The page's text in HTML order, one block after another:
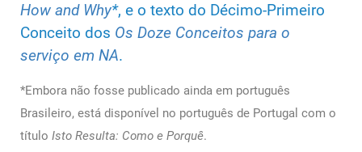
How and Why*, e o texto do Décimo-Primeiro
Conceito dos Os Doze Conceitos para o
serviço em NA.
*Embora não fosse publicado ainda em português
Brasileiro, está disponível no português de Portugal com o
título Isto Resulta: Como e Porquê.